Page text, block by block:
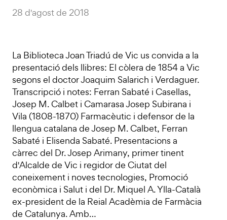
28 d'agost de 2018
La Biblioteca Joan Triadú de Vic us convida a la
presentació dels llibres: El còlera de 1854 a Vic
segons el doctor Joaquim Salarich i Verdaguer.
Transcripció i notes: Ferran Sabaté i Casellas,
Josep M. Calbet i Camarasa Josep Subirana i
Vila (1808-1870) Farmacèutic i defensor de la
llengua catalana de Josep M. Calbet, Ferran
Sabaté i Elisenda Sabaté. Presentacions a
càrrec del Dr. Josep Arimany, primer tinent
d'Alcalde de Vic i regidor de Ciutat del
coneixement i noves tecnologies, Promoció
econòmica i Salut i del Dr. Miquel A. Ylla-Català
ex-president de la Reial Acadèmia de Farmàcia
de Catalunya. Amb…